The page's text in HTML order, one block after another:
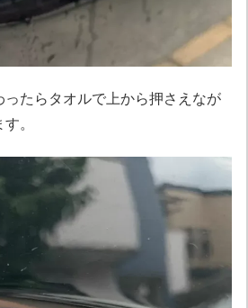
たらタオルで上から押さえなが
。